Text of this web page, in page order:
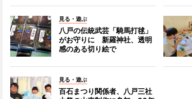
見る・遊ぶ
八戸の伝統武芸「騎馬打毬」
がお守りに 新羅神社、透明
感のある切り絵で
見る・遊ぶ
百石まつり関係者、八戸三社